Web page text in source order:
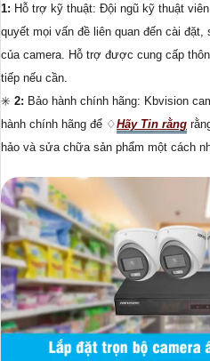
1: Hỗ trợ kỹ thuật: Đội ngũ kỹ thuật
quyết mọi vấn đề liên quan đến cài
của camera. Hỗ trợ được cung cấp
tiếp nếu cần.
✳️ 2: Bảo hành chính hãng: Kbvision
hành chính hãng để ♢Hãy Tin rằng
hảo và sửa chữa sản phẩm một cách